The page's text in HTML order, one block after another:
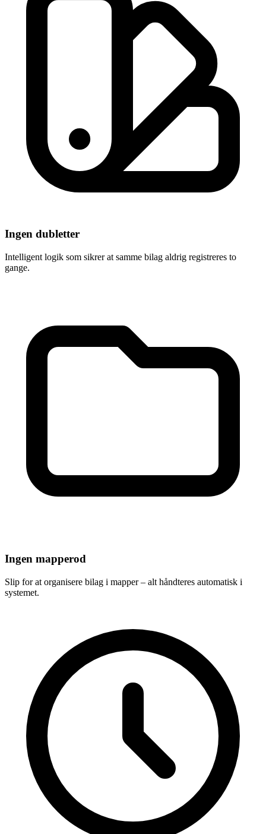
Ingen dubletter
Intelligent logik som sikrer at samme bilag aldrig registreres to
gange.
Ingen mapperod
Slip for at organisere bilag i mapper – alt håndteres automatisk i
systemet.